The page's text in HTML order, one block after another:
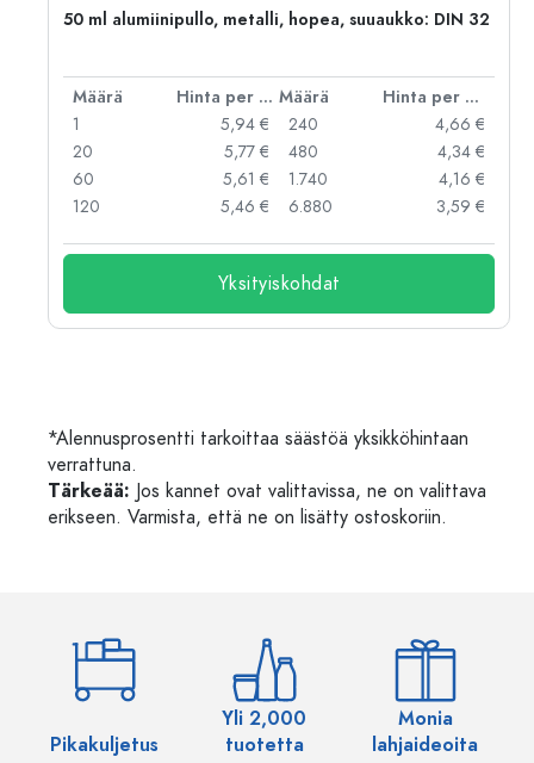
50 ml alumiinipullo, metalli, hopea, suuaukko: DIN 32
Määrä Hinta per kpl Määrä
Hinta per kpl
1
5,94 €
20
5,77 €
60
5,61 €
120
5,46 €
240
4,66 €
480
4,34 €
1.740
4,16 €
6.880
3,59 €
Yksityiskohdat
*Alennusprosentti tarkoittaa säästöä yksikköhintaan
verrattuna.
Tärkeää: Jos kannet ovat valittavissa, ne on valittava
erikseen. Varmista, että ne on lisätty ostoskoriin.
Pikakuljetus
Yli 2,000
tuotetta
Monia
lahjaideoita